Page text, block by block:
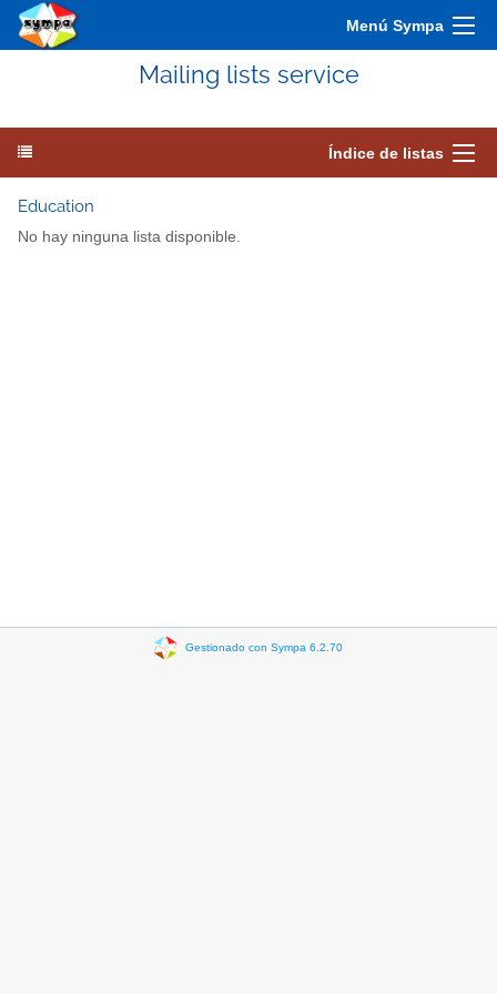
Menú Sympa
Mailing lists service
Índice de listas
Education
No hay ninguna lista disponible.
Gestionado con Sympa 6.2.70